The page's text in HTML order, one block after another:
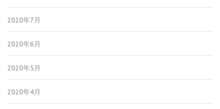
2020年7月
2020年6月
2020年5月
2020年4月